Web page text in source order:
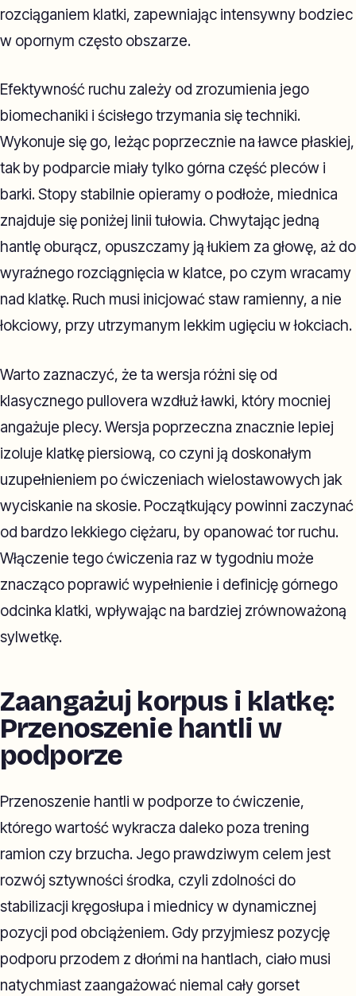
rozciąganiem klatki, zapewniając intensywny bodziec
w opornym często obszarze.
Efektywność ruchu zależy od zrozumienia jego
biomechaniki i ścisłego trzymania się techniki.
Wykonuje się go, leżąc poprzecznie na ławce płaskiej,
tak by podparcie miały tylko górna część pleców i
barki. Stopy stabilnie opieramy o podłoże, miednica
znajduje się poniżej linii tułowia. Chwytając jedną
hantlę oburącz, opuszczamy ją łukiem za głowę, aż do
wyraźnego rozciągnięcia w klatce, po czym wracamy
nad klatkę. Ruch musi inicjować staw ramienny, a nie
łokciowy, przy utrzymanym lekkim ugięciu w łokciach.
Warto zaznaczyć, że ta wersja różni się od
klasycznego pullovera wzdłuż ławki, który mocniej
angażuje plecy. Wersja poprzeczna znacznie lepiej
izoluje klatkę piersiową, co czyni ją doskonałym
uzupełnieniem po ćwiczeniach wielostawowych jak
wyciskanie na skosie. Początkujący powinni zaczynać
od bardzo lekkiego ciężaru, by opanować tor ruchu.
Włączenie tego ćwiczenia raz w tygodniu może
znacząco poprawić wypełnienie i definicję górnego
odcinka klatki, wpływając na bardziej zrównoważoną
sylwetkę.
Zaangażuj korpus i klatkę:
Przenoszenie hantli w
podporze
Przenoszenie hantli w podporze to ćwiczenie,
którego wartość wykracza daleko poza trening
ramion czy brzucha. Jego prawdziwym celem jest
rozwój sztywności środka, czyli zdolności do
stabilizacji kręgosłupa i miednicy w dynamicznej
pozycji pod obciążeniem. Gdy przyjmiesz pozycję
podporu przodem z dłońmi na hantlach, ciało musi
natychmiast zaangażować niemal cały gorset